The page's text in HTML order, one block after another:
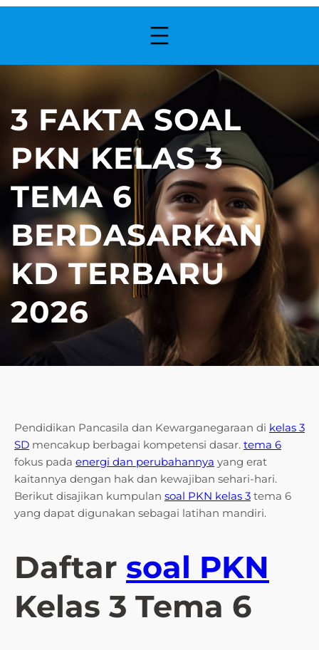
3 FAKTA SOAL
PKN KELAS 3
TEMA 6
BERDASARKAN
KD TERBARU
2026
Pendidikan Pancasila dan Kewarganegaraan di kelas 3
SD mencakup berbagai kompetensi dasar. tema 6
fokus pada energi dan perubahannya yang erat
kaitannya dengan hak dan kewajiban sehari-hari.
Berikut disajikan kumpulan soal PKN kelas 3 tema 6
yang dapat digunakan sebagai latihan mandiri.
Daftar soal PKN
Kelas 3 Tema 6